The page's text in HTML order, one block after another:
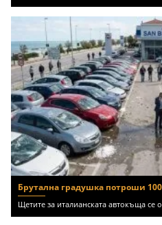
Брутална градушка потроши
Щетите за италианската автокъща се